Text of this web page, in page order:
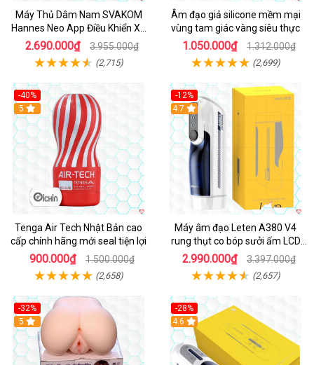
Máy Thủ Dâm Nam SVAKOM
Hannes Neo App Điều Khiển Xa
Cao Cấp
2.690.000₫ 3.955.000₫
(2,715)
Âm đạo giả silicone mềm mại
vùng tam giác vàng siêu thực
1.050.000₫ 1.312.000₫
(2,699)
-40%
Hot
5
Tenga Air Tech Nhật Bản cao
cấp chính hãng mới seal tiện lợi
900.000₫ 1.500.000₫
(2,658)
-12%
Hot
4.7
Máy âm đạo Leten A380 V4
rung thụt co bóp sưởi ấm LCD
đẹp
2.990.000₫ 3.397.000₫
(2,657)
-32%
Hot
5
-28%
Hot
4.6